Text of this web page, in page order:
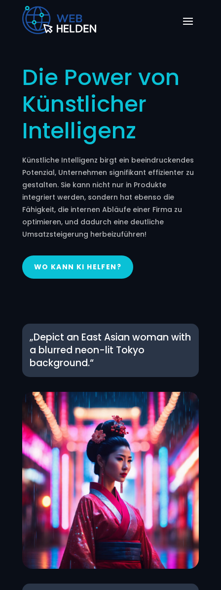
Die Power von
Künstlicher
Intelligenz
Künstliche Intelligenz birgt ein beeindruckendes
Potenzial, Unternehmen signifikant effizienter zu
gestalten. Sie kann nicht nur in Produkte
integriert werden, sondern hat ebenso die
Fähigkeit, die internen Abläufe einer Firma zu
optimieren, und dadurch eine deutliche
Umsatzsteigerung herbeizuführen!
WO KANN KI HELFEN?
„Depict an East Asian woman with
a blurred neon-lit Tokyo
background.“